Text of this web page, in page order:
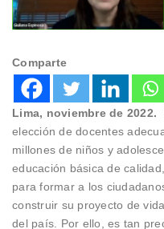
Comparte
Lima, noviembre de 2022.
elección de docentes
millones de niños y
educación básica de
para formar a los
construir su proyecto de
del país. Por ello, es tan